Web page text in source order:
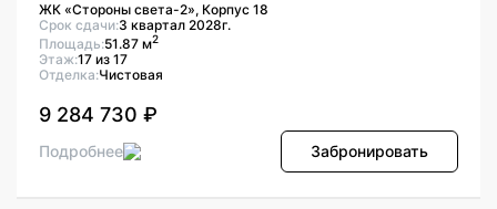
ЖК «Стороны света-2», Корпус 18
Срок сдачи:3 квартал 2028г.
Площадь:51.87 м2
Этаж:17 из 17
Отделка:Чистовая
9 284 730 ₽
Подробнее Забронировать